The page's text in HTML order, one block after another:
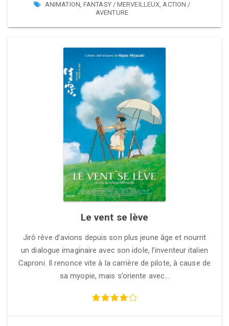
ANIMATION,FANTASY / MERVEILLEUX,ACTION /
AVENTURE
Le vent se lève
Jirô rêve d’avions depuis son plus jeune âge et nourrit
un dialogue imaginaire avec son idole, l’inventeur italien
Caproni. Il renonce vite à la carrière de pilote, à cause de
sa myopie, mais s’oriente avec…